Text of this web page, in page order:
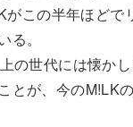
がこの半年ほどで
。
の世代には懐か
とが、今のM!LK